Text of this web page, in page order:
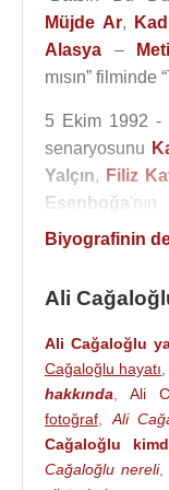
Müjde Ar,
Alasya –
mısın” filminde
5 Ekim 1992 -
senaryosunu
Yalçın, Filiz
Esenboğa'nın
dizisinde
Akkaya,
Gülhan,
Akkoyun ,
Selen,Sezai
Nurhan
oynamıştır.
Biyografinin
Ali
Ali Cağaloğlu
Cağaloğlu hayatı
hakkında
Ali
fotoğraf
Ali
Cağaloğlu
Cağaloğlu nereli,